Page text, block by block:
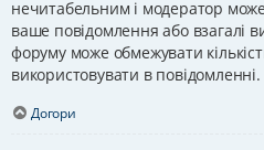
нечитабельним і модератор
ваше повідомлення або взагалі
форуму може обмежувати
використовувати в повідомленні.
Догори